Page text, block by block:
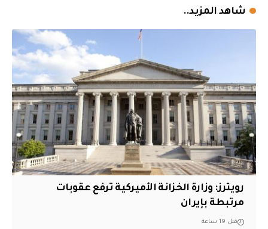
شاهد المزيد..
‏رويترز: وزارة الخزانة الأميركية ترفع عقوبات
مرتبطة بإيران
قبل 19 ساعة